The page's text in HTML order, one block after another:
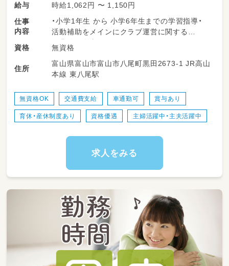
給与
時給1,062円 〜 1,150円
仕事
内容
・小学1年生 から 小学6年生までの学習指導・
活動補助をメインにクラブ運営に関する
業務に従事していただきます。
・小学生（１年から６年生対象）の学習指導・採点
（宿題やワーク 解答あります）・見守り
・学習準備（課題など）
・児童の自由時間の安全な見守り、イベント活動
の補助
・掃除
資格 無資格
住所
富山県富山市富山市八尾町黒田2673-1 JR高山
本線 東八尾駅
無資格OK 交通費支給 車通勤可 賞与あり
育休・産休制度あり 資格優遇 主婦活躍中・主夫活躍中
求人をみる